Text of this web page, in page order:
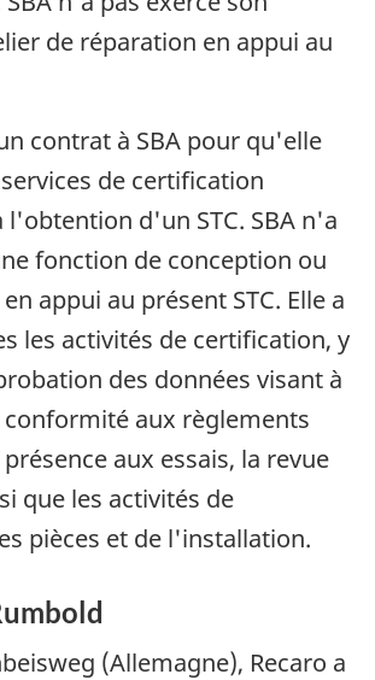
de réparation en appui au
contrat à SBA pour qu'elle
de certification
l'obtention d'un STC. SBA n'a
fonction de conception ou
appui au présent STC. Elle a
les activités de certification, y
des données visant à
aux règlements
aux essais, la revue
que les activités de
pièces et de l'installation.
(Allemagne), Recaro a